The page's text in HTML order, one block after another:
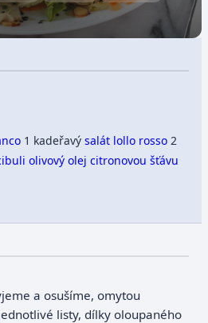
1 kadeřavýsalát lollo rosso 2
olivový olej citronovou šťávu
a osušíme, omytou
listy, dílky oloupaného